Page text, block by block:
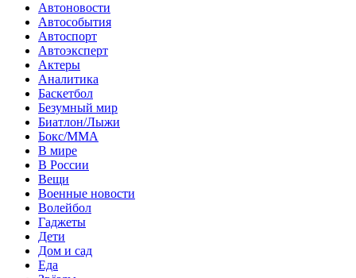
Автоновости
Автособытия
Автоспорт
Автоэксперт
Актеры
Аналитика
Баскетбол
Безумный мир
Биатлон/Лыжи
Бокс/MMA
В мире
В России
Вещи
Военные новости
Волейбол
Гаджеты
Дети
Дом и сад
Еда